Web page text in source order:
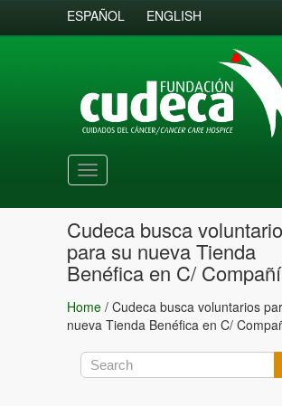
ESPAÑOL ENGLISH
Toggle
navigation
Cudeca busca
para su nueva Tienda
Benéfica en C/
Home / Cudeca busca voluntarios
nueva Tienda Benéfica en C/